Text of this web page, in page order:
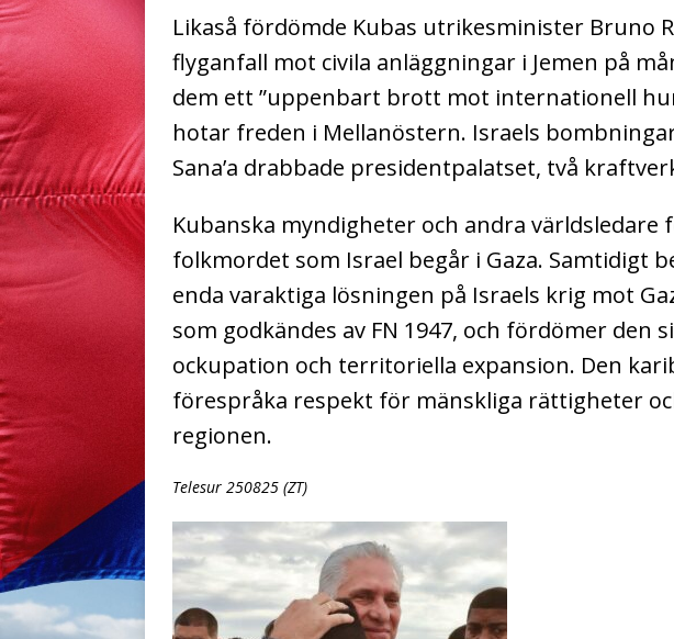
Likaså fördömde Kubas utrikesminister Bruno
flyganfall mot civila anläggningar i Jemen på
dem ett ”uppenbart brott mot internationell
hotar freden i Mellanöstern. Israels
Sana’a drabbade presidentpalatset, två
Kubanska myndigheter och andra världsledare
folkmordet som Israel begår i Gaza. Samtidigt
enda varaktiga lösningen på Israels krig mot
som godkändes av FN 1947, och fördömer den
ockupation och territoriella expansion. Den
förespråka respekt för mänskliga rättigheter
regionen.
Telesur 250825 (ZT)